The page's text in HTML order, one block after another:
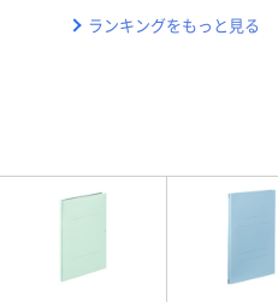
ランキングをもっと見る